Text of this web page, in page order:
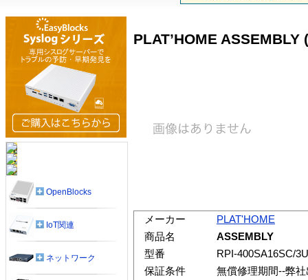
PLAT’HOME
メーカー
PLAT'HOME
商品名
ASSEMBLY
型番
RPI-400SA16SC/
保証条件
無償修理期間--弊
OpenBlocks
IoT関連
ネットワーク